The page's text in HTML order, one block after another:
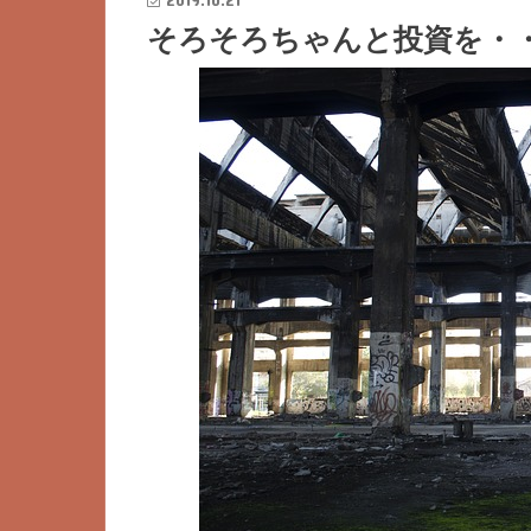
そろそろちゃんと投資を・